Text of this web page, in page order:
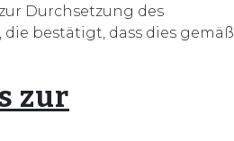
Durchsetzung des
bestätigt, dass dies gemäß
zur